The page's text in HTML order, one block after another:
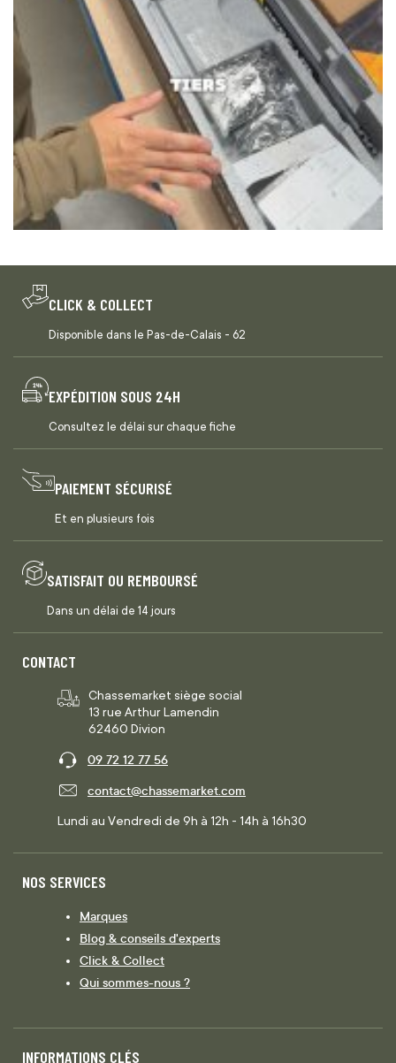
CLICK & COLLECT
Disponible dans le Pas-de-Calais - 62
EXPÉDITION SOUS 24H
Consultez le délai sur chaque fiche
PAIEMENT SÉCURISÉ
Et en plusieurs fois
SATISFAIT OU REMBOURSÉ
Dans un délai de 14 jours
CONTACT
Chassemarket siège social
13 rue Arthur Lamendin
62460 Divion
09 72 12 77 56
contact@chassemarket.com
Lundi au Vendredi de 9h à 12h - 14h à 16h30
NOS SERVICES
Marques
Blog & conseils d'experts
Click & Collect
Qui sommes-nous ?
INFORMATIONS CLÉS